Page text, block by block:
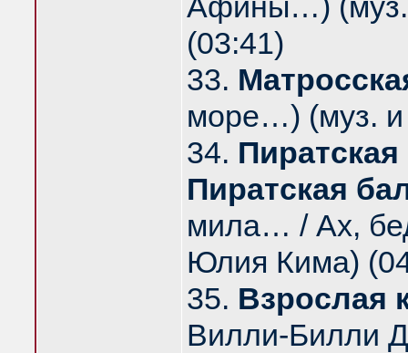
(03:41)
33.
море…) (муз.
34.
Пиратская
мила… / Ах,
Юлия Кима)
35. Взрослая
Вилли-Билли